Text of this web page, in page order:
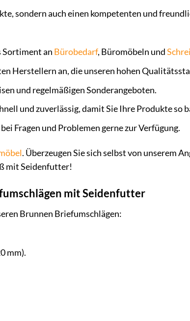
sondern auch einen kompetenten und
Sortiment an Bürobedarf, Büromöbeln und
Herstellern an, die unseren hohen
und regelmäßigen Sonderangeboten.
und zuverlässig, damit Sie Ihre Produkte so
Fragen und Problemen gerne zur Verfügung.
. Überzeugen Sie sich selbst von unserem
mit Seidenfutter!
mit Seidenfutter
Brunnen Briefumschlägen:
mm).